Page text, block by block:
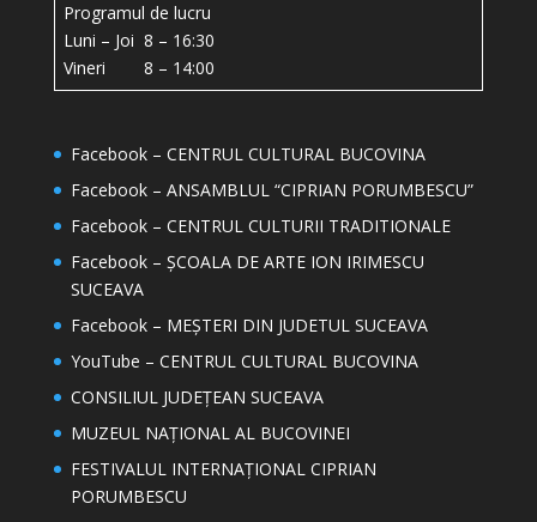
Programul de lucru
Luni – Joi 8 – 16:30
Vineri 8 – 14:00
Facebook – CENTRUL CULTURAL BUCOVINA
Facebook – ANSAMBLUL “CIPRIAN PORUMBESCU”
Facebook – CENTRUL CULTURII TRADITIONALE
Facebook – ȘCOALA DE ARTE ION IRIMESCU
SUCEAVA
Facebook – MEȘTERI DIN JUDETUL SUCEAVA
YouTube – CENTRUL CULTURAL BUCOVINA
CONSILIUL JUDEȚEAN SUCEAVA
MUZEUL NAȚIONAL AL BUCOVINEI
FESTIVALUL INTERNAȚIONAL CIPRIAN
PORUMBESCU